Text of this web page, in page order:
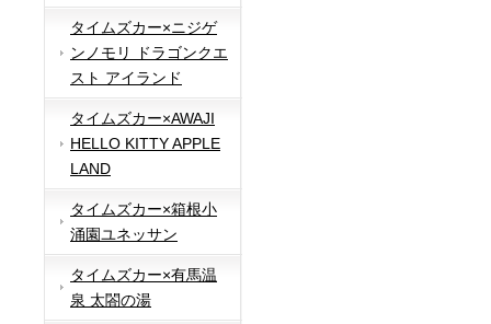
タイムズカー×ニジゲ
ンノモリ ドラゴンクエ
スト アイランド
タイムズカー×AWAJI
HELLO KITTY APPLE
LAND
タイムズカー×箱根小
涌園ユネッサン
タイムズカー×有馬温
泉 太閤の湯